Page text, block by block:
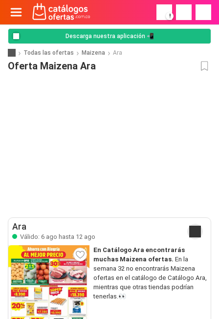
!
Descarga nuestra aplicación 📲
Todas las ofertas Maizena Ara
Oferta Maizena Ara
Ara
Válido: 6 ago hasta 12 ago
En Catálogo Ara encontrarás
muchas Maizena ofertas. En la
semana 32 no encontrarás Maizena
ofertas en el catálogo de Catálogo Ara,
mientras que otras tiendas podrían
tenerlas.👀